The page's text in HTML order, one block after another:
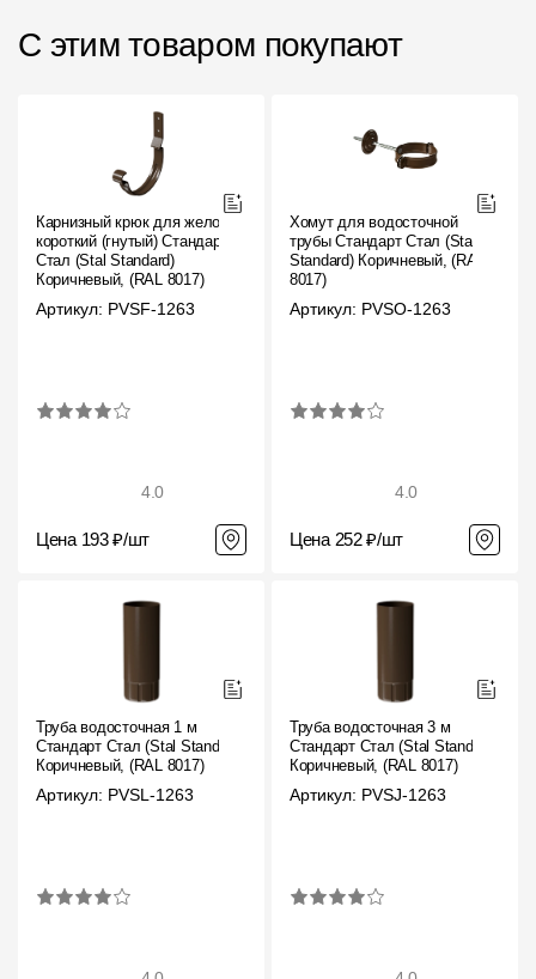
С этим товаром покупают
Карнизный крюк для желоба
короткий (гнутый) Стандарт
Стал (Stal Standard)
Коричневый, (RAL 8017)
Артикул: PVSF-1263
4.0
Цена 193 ₽/шт
Хомут для водосточной
трубы Стандарт Стал (Stal
Standard) Коричневый, (RAL
8017)
Артикул: PVSO-1263
4.0
Цена 252 ₽/шт
Труба водосточная 1 м
Стандарт Стал (Stal Standard)
Коричневый, (RAL 8017)
Артикул: PVSL-1263
Труба водосточная 3 м
Стандарт Стал (Stal Standard)
Коричневый, (RAL 8017)
Артикул: PVSJ-1263